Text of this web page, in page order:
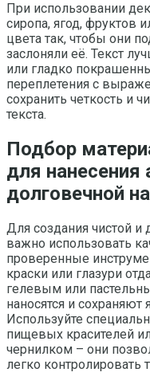
При использовании
сиропа, ягод, фруктов
цвета так, чтобы они
заслоняли её. Текст
или гладко
переплетения с
сохранить четкость и
текста.
Подбор
для нанесения
долговечной
Для создания чистой и
важно использовать
проверенные
краски или глазури
гелевым или
наносятся и
Используйте
пищевых красителей
чернилком – они
легко контролировать